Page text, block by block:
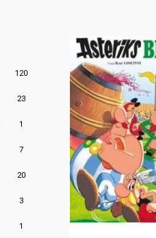
120
23
1
7
20
3
1